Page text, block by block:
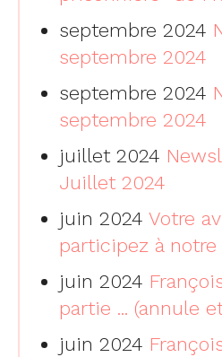
septembre 2024
septembre 2024
septembre 2024
septembre 2024
juillet 2024
Juillet 2024
juin 2024 Votre
participez à
juin 2024
partie ... (annule
juin 2024